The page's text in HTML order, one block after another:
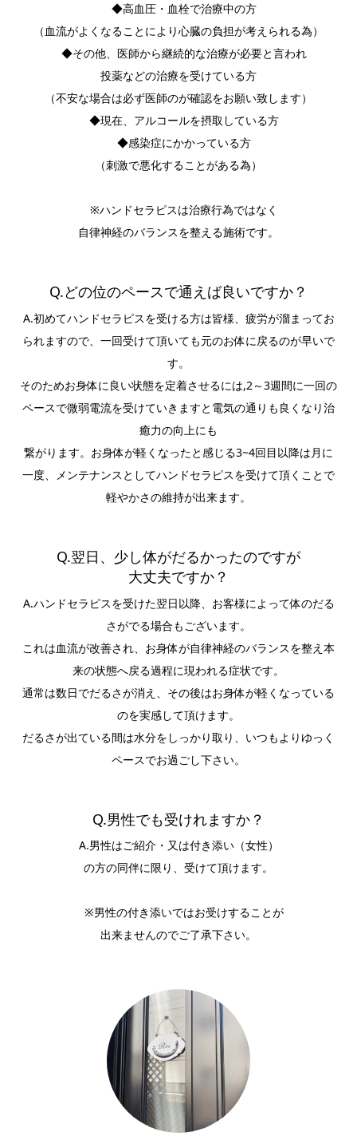
◆高血圧・血栓で治療中の方
（血流がよくなることにより心臓の負担が考えられる為）
◆その他、医師から継続的な治療が必要と言われ
投薬などの治療を受けている方
（不安な場合は必ず医師のが確認をお願い致します）
◆現在、アルコールを摂取している方
◆感染症にかかっている方
（刺激で悪化することがある為）
※ハンドセラピスは治療行為ではなく
自律神経のバランスを整える施術です。
Q.どの位のペースで通えば良いですか？
A.初めてハンドセラピスを受ける方は皆様、疲労が溜まってお
られますので、一回受けて頂いても元のお体に戻るのが早いで
す。
そのためお身体に良い状態を定着させるには,2～3週間に一回の
ペースで微弱電流を受けていきますと電気の通りも良くなり治
癒力の向上にも
繋がります。お身体が軽くなったと感じる3~4回目以降は月に
一度、メンテナンスとしてハンドセラピスを受けて頂くことで
軽やかさの維持が出来ます。
Q.翌日、少し体がだるかったのですが
大丈夫ですか？
A.ハンドセラピスを受けた翌日以降、お客様によって体のだる
さがでる場合もございます。
これは血流が改善され、お身体が自律神経のバランスを整え本
来の状態へ戻る過程に現われる症状です。
通常は数日でだるさが消え、その後はお身体が軽くなっている
のを実感して頂けます。
だるさが出ている間は水分をしっかり取り、いつもよりゆっく
ペースでお過ごし下さい。
Q.男性でも受けれますか？
A.男性はご紹介・又は付き添い（女性）
の方の同伴に限り、受けて頂けます。
※男性の付き添いではお受けすることが
出来ませんのでご了承下さい。
LINEで予約・お問い合わせ